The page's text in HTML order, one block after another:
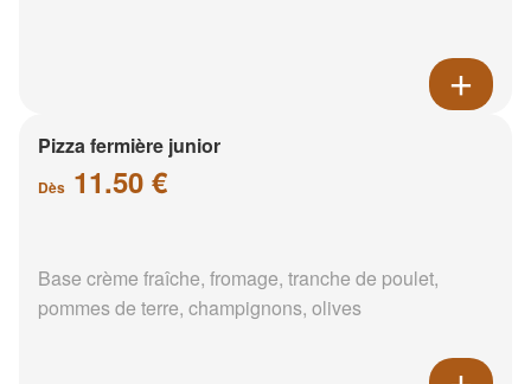
Pizza fermière junior
Dès 11.50 €
Base crème fraîche, fromage, tranche de poulet,
pommes de terre, champignons, olives